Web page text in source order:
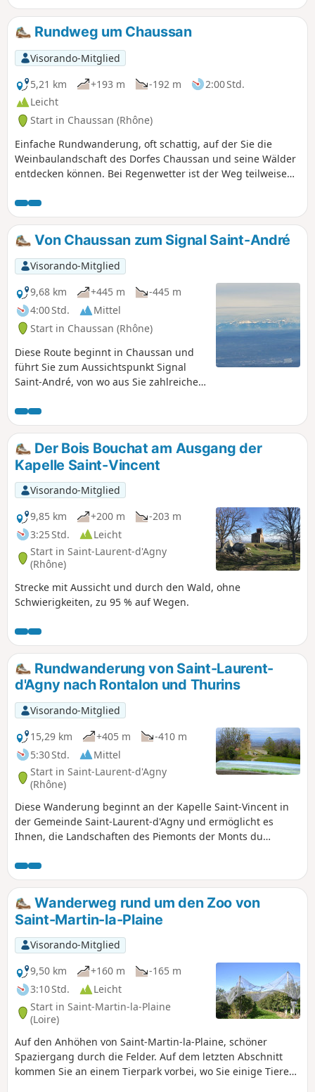
Rundweg um Chaussan
Visorando-Mitglied
5,21 km
+193 m -192 m
2:00 Std.
Leicht
Start in Chaussan (Rhône)
Einfache Rundwanderung, oft schattig, auf der Sie die
Weinbaulandschaft des Dorfes Chaussan und seine Wälder
entdecken können. Bei Regenwetter ist der Weg teilweise
Von Chaussan zum Signal Saint-André
Visorando-Mitglied
9,68 km
+445 m
-445 m
4:00 Std.
Mittel
Start in Chaussan (Rhône)
Diese Route beginnt in Chaussan und
führt Sie zum Aussichtspunkt Signal
Saint-André, von wo aus Sie zahlreiche
Rhonetal und die Monts du Lyonnais
genießen können, ganz zu schweigen
von der herrlichen Aussicht (bei
schönem Wetter) auf die Alpenkette.Die
Strecke ist nicht besonders
anspruchsvoll, für Familien geeignet,
bei Regen jedoch teilweise matschig.
Gutes Schuhwerk wird empfohlen,
insbesondere im Unterholz.
Der Bois Bouchat am Ausgang der
Kapelle Saint-Vincent
Visorando-Mitglied
9,85 km
+200 m
-203 m
3:25 Std.
Leicht
Start in Saint-Laurent-d'Agny
(Rhône)
Strecke mit Aussicht und durch den Wald, ohne
Schwierigkeiten, zu 95 % auf Wegen.
Rundwanderung von Saint-Laurent-
d'Agny nach Rontalon und Thurins
Visorando-Mitglied
15,29 km
+405 m
-410 m
5:30 Std.
Mittel
Start in Saint-Laurent-d'Agny
(Rhône)
Diese Wanderung beginnt an der Kapelle Saint-Vincent in
der Gemeinde Saint-Laurent-d'Agny und ermöglicht es
Ihnen, die Landschaften des Piemonts der Monts du
zu entdecken. Bei klarem Wetter bietet sie auch schöne
Ausblicke auf das Jura und die Alpen.
Wanderweg rund um den Zoo von
Saint-Martin-la-Plaine
Visorando-Mitglied
9,50 km
+160 m
-165 m
3:10 Std.
Leicht
Start in Saint-Martin-la-Plaine
(Loire)
Auf den Anhöhen von Saint-Martin-la-Plaine, schöner
Spaziergang durch die Felder. Auf dem letzten Abschnitt
kommen Sie an einem Tierpark vorbei, wo Sie einige Tiere